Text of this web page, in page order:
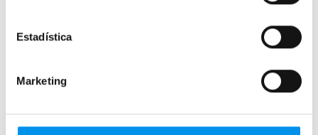
Estadística
Marketing
Mamparas doble hoja